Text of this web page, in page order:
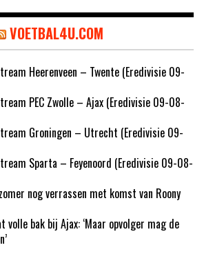
VOETBAL4U.COM
Heerenveen – Twente (Eredivisie 09-
PEC Zwolle – Ajax (Eredivisie 09-08-
Groningen – Utrecht (Eredivisie 09-
Sparta – Feyenoord (Eredivisie 09-08-
nog verrassen met komst van Roony
volle bak bij Ajax: ‘Maar opvolger mag de